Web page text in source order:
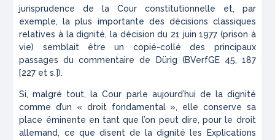
jurisprudence de la Cour constitutionnelle et, par
exemple, la plus importante des décisions classiques
relatives à la dignité, la décision du 21 juin 1977 (prison à
vie) semblait être un copié-collé des principaux
passages du commentaire de Dürig (BVerfGE 45, 187
[227 et s.]).
Si, malgré tout, la Cour parle aujourd’hui de la dignité
comme d’un « droit fondamental », elle conserve sa
place éminente en tant que l’on peut dire, pour le droit
allemand, ce que disent de la dignité les
Explications